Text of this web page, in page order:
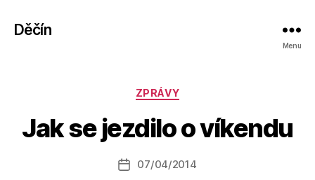
Děčín
Menu
Rubriky
ZPRÁVY
Jak se jezdilo o víkendu
Autor
příspěvku
o
a
Datum
07/04/2014